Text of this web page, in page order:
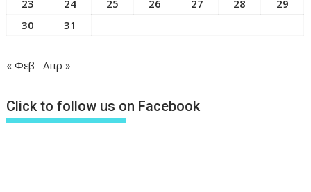
23
24 25 26 27 28
29
30
31
« Φεβ Απρ »
Click to follow us on Facebook